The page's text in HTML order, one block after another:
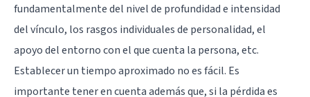
fundamentalmente del nivel de profundidad e intensidad
del vínculo, los rasgos individuales de personalidad, el
apoyo del entorno con el que cuenta la persona, etc.
Establecer un tiempo aproximado no es fácil. Es
importante tener en cuenta además que, si la pérdida es